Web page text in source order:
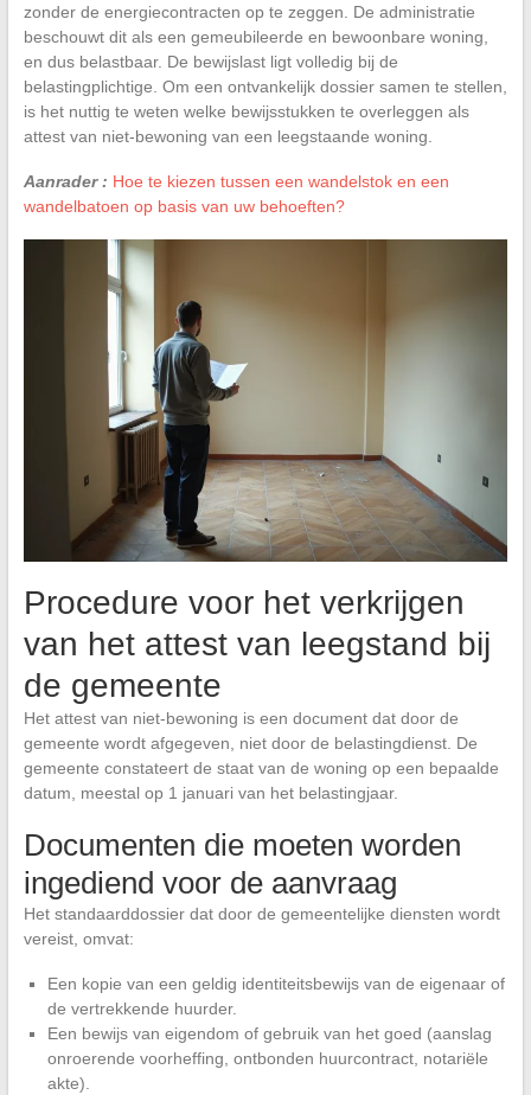
zonder de energiecontracten op te zeggen. De administratie
beschouwt dit als een gemeubileerde en bewoonbare woning,
en dus belastbaar. De bewijslast ligt volledig bij de
belastingplichtige. Om een ontvankelijk dossier samen te stellen,
is het nuttig te weten welke bewijsstukken te overleggen als
attest van niet-bewoning van een leegstaande woning.
Aanrader : Hoe te kiezen tussen een wandelstok en een
wandelbatoen op basis van uw behoeften?
Procedure voor het verkrijgen
van het attest van leegstand bij
de gemeente
Het attest van niet-bewoning is een document dat door de
gemeente wordt afgegeven, niet door de belastingdienst. De
gemeente constateert de staat van de woning op een bepaalde
datum, meestal op 1 januari van het belastingjaar.
Documenten die moeten worden
ingediend voor de aanvraag
Het standaarddossier dat door de gemeentelijke diensten wordt
vereist, omvat:
Een kopie van een geldig identiteitsbewijs van de eigenaar of
de vertrekkende huurder.
Een bewijs van eigendom of gebruik van het goed (aanslag
onroerende voorheffing, ontbonden huurcontract, notariële
akte).